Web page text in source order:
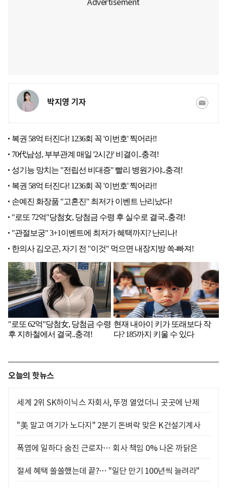
박지영 기자
오늘의 핫뉴스
세계 2위 SK하이닉스 자회사, 뚜껑 열었더니 곳곳에 난제
"美 말고 여기가 노다지" 2분기 돈벼락 맞은 K건설기계사
폭염에 일하다 숨진 근로자… 회사 책임 0% 나온 까닭은
절세 혜택 쏠쏠했는데 끝?… "일단 만기 100년씩 늘려라"